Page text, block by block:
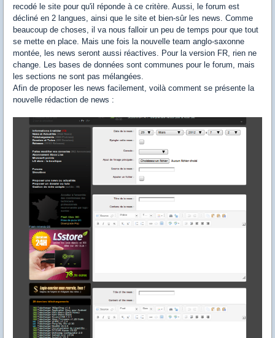
recodé le site pour qu'il réponde à ce critère. Aussi, le forum est
décliné en 2 langues, ainsi que le site et bien-sûr les news. Comme
beaucoup de choses, il va nous falloir un peu de temps pour que tout
se mette en place. Mais une fois la nouvelle team anglo-saxonne
montée, les news seront aussi réactives. Pour la version FR, rien ne
change. Les bases de données sont communes pour le forum, mais
les sections ne sont pas mélangées.
Afin de proposer les news facilement, voilà comment se présente la
nouvelle rédaction de news :